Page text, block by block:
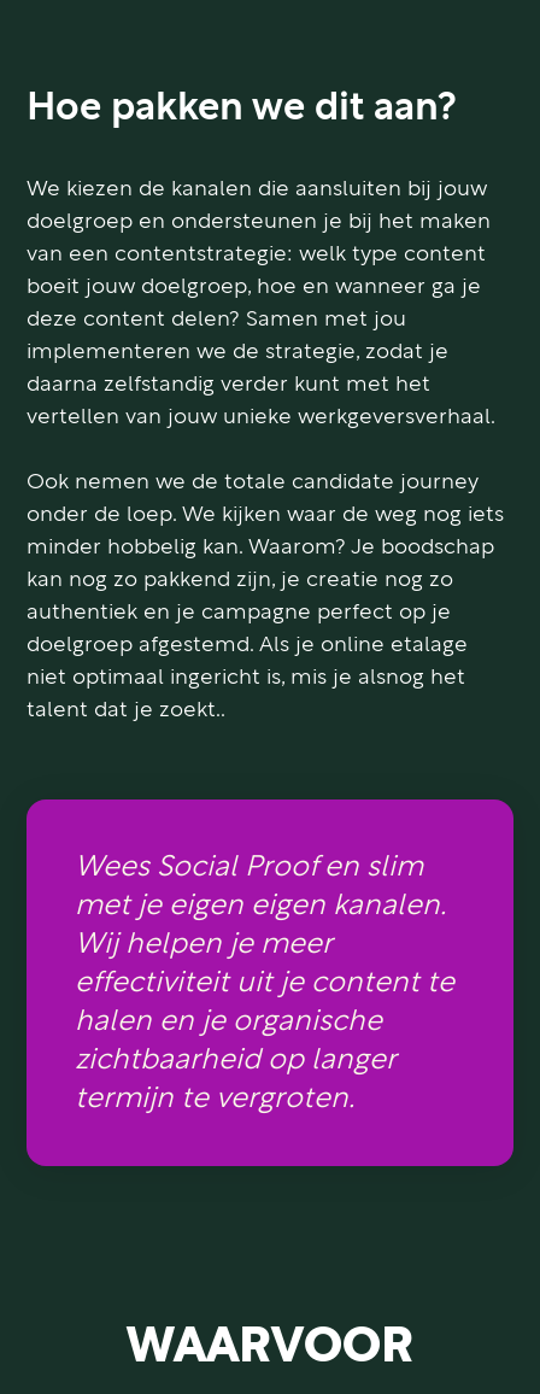
Hoe pakken we dit aan?
We kiezen de kanalen die aansluiten bij jouw
doelgroep en ondersteunen je bij het maken
van een contentstrategie: welk type content
boeit jouw doelgroep, hoe en wanneer ga je
deze content delen? Samen met jou
implementeren we de strategie, zodat je
daarna zelfstandig verder kunt met het
vertellen van jouw unieke werkgeversverhaal.
Ook nemen we de totale candidate journey
onder de loep. We kijken waar de weg nog iets
minder hobbelig kan. Waarom? Je boodschap
kan nog zo pakkend zijn, je creatie nog zo
authentiek en je campagne perfect op je
doelgroep afgestemd. Als je online etalage
niet optimaal ingericht is, mis je alsnog het
talent dat je zoekt..
Wees Social Proof en slim
met je eigen eigen kanalen.
Wij helpen je meer
effectiviteit uit je content te
halen en je organische
zichtbaarheid op langer
termijn te vergroten.
WAARVOOR